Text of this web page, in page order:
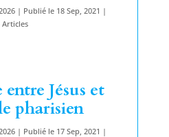
| Publié le 18 Sep, 2021 |
Articles
Jésus et
pharisien
| Publié le 17 Sep, 2021 |